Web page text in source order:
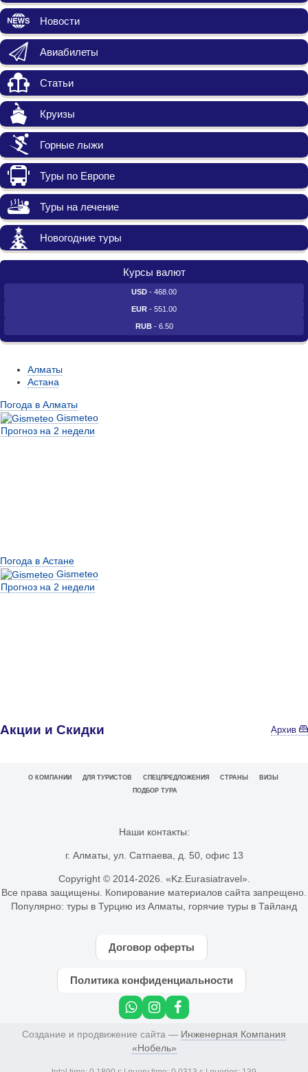
Новости
Авиабилеты
Статьи
Круизы
Горные лыжи
Туры по Европе
Туры на лечение
Новогодние туры
Курсы валют
USD - 468.00
EUR - 551.00
RUB- 6.50
Алматы
Астана
Погода в Алматы
Gismeteo
Прогноз на 2 недели
Погода в Астане
Gismeteo
Прогноз на 2 недели
Акции и Скидки Архив
О КОМПАНИИ ДЛЯ ТУРИСТОВ СПЕЦПРЕДЛОЖЕНИЯ СТРАНЫ
ВИЗЫ
ПОДБОР ТУРА
Наши контакты:
г. Алматы, ул. Сатпаева, д. 50, офис 13
Copyright © 2014-2026. «Kz.Eurasiatravel».
Все права защищены. Копирование материалов сайта запрещено.
Популярно: туры в Турцию из Алматы горячие туры в Тайланд
Договор оферты
Политика конфиденциальности
Создание и продвижение сайта — Инженерная Компания
«Нобель»